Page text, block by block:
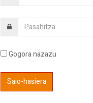
Gogora nazazu